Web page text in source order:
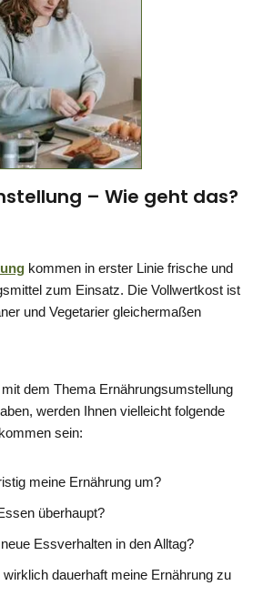
– Wie geht das?
kommen in erster Linie frische und
zum Einsatz. Die Vollwertkost ist
und Vegetarier gleichermaßen
dem Thema Ernährungsumstellung
werden Ihnen vielleicht folgende
sein:
meine Ernährung um?
überhaupt?
Essverhalten in den Alltag?
dauerhaft meine Ernährung zu